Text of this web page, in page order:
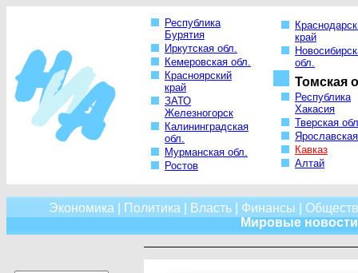
Республика
Бурятия
Иркутская обл.
Кемеровская обл.
Красноярский
край
ЗАТО
Железногорск
Калининградская
обл.
Мурманская обл.
Ростов
край
обл.
Томская
Республика
Хакасия
Тверская
Кавказ
Алтай
Экономика Политика Власть| Финансы
Мировые новости